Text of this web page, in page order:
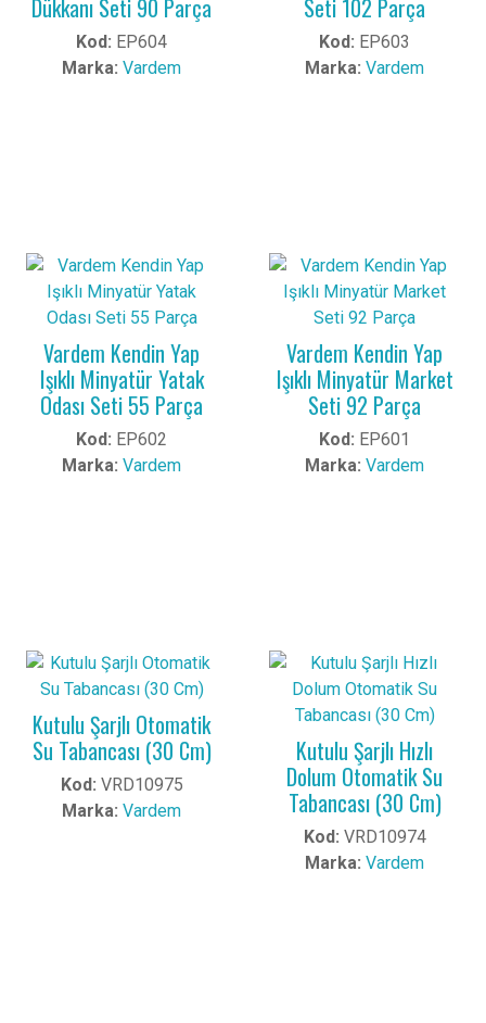
Dükkanı Seti 90 Parça
Kod: EP604
Marka: Vardem
Seti 102 Parça
Kod: EP603
Marka: Vardem
Vardem Kendin Yap
Işıklı Minyatür Yatak
Odası Seti 55 Parça
Kod: EP602
Marka: Vardem
Vardem Kendin Yap
Işıklı Minyatür Market
Seti 92 Parça
Kod: EP601
Marka: Vardem
Kutulu Şarjlı Otomatik
Su Tabancası (30 Cm)
Kod: VRD10975
Marka: Vardem
Kutulu Şarjlı Hızlı
Dolum Otomatik Su
Tabancası (30 Cm)
Kod: VRD10974
Marka: Vardem